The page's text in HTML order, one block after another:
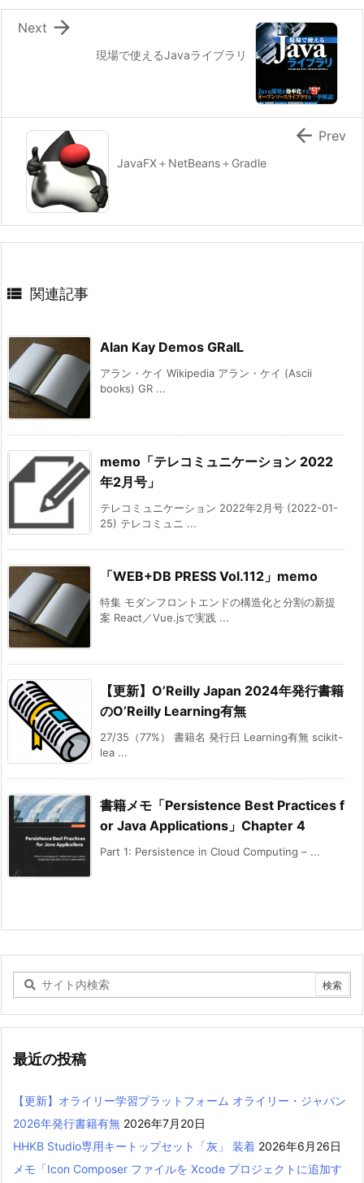
現場で使えるJavaライブラリ

Next
JavaFX＋NetBeans＋Gradle
 Prev
 関連記事
Alan Kay Demos GRaIL
アラン・ケイ Wikipedia アラン・ケイ (Ascii
books) GR ...
memo「テレコミュニケーション 2022
年2月号」
テレコミュニケーション 2022年2月号 (2022-01-
25) テレコミュニ ...
「WEB+DB PRESS Vol.112」memo
特集 モダンフロントエンドの構造化と分割の新提
案 React／Vue.jsで実践 ...
【更新】O’Reilly Japan 2024年発行書籍
のO’Reilly Learning有無
27/35（77%） 書籍名 発行日 Learning有無 scikit-
lea ...
書籍メモ「Persistence Best Practices f
or Java Applications」Chapter 4
Part 1: Persistence in Cloud Computing – ...
最近の投稿
【更新】オライリー学習プラットフォーム オライリー・ジャパン
2026年発行書籍有無 2026年7月20日
HHKB Studio専用キートップセット「灰」 装着 2026年6月26日
メモ「Icon Composer ファイルを Xcode プロジェクトに追加す